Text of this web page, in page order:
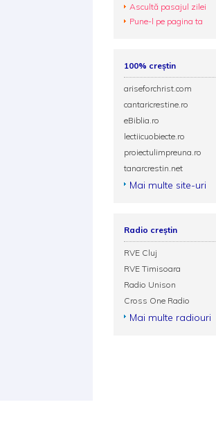
Ascultă pasajul zilei
Pune-l pe pagina ta
100% creștin
ariseforchrist.com
cantaricrestine.ro
eBiblia.ro
lectiicuobiecte.ro
proiectulimpreuna.ro
tanarcrestin.net
Mai multe site-uri
Radio creștin
RVE Cluj
RVE Timisoara
Radio Unison
Cross One Radio
Mai multe radiouri